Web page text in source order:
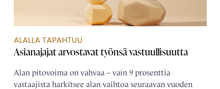
ALALLA TAPAHTUU
Asianajajat arvostavat työnsä vastuullisuutta
Alan pitovoima on vahvaa – vain 9 prosenttia
vastaajista harkitsee alan vaihtoa seuraavan vuoden